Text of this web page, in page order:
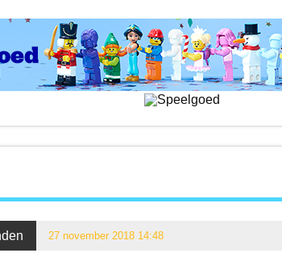
27 november 2018 14:48